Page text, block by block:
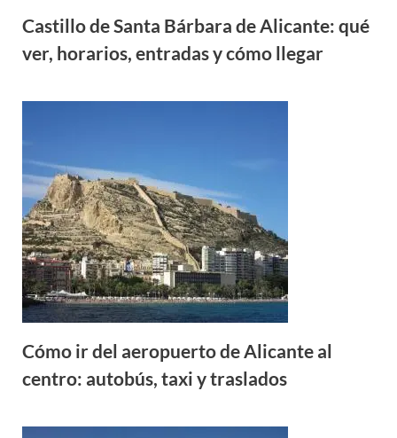
Castillo de Santa Bárbara de Alicante: qué
ver, horarios, entradas y cómo llegar
Cómo ir del aeropuerto de Alicante al
centro: autobús, taxi y traslados